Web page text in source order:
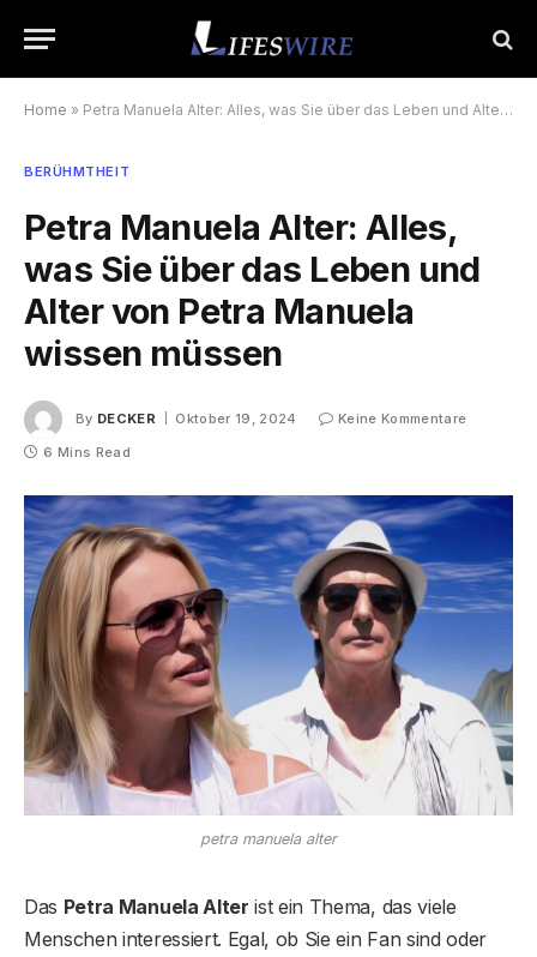
Home » Petra Manuela Alter: Alles, was Sie über das Leben und Alter von Petra Manuela wissen müssen
BERÜHMTHEIT
Petra Manuela Alter: Alles,
was Sie über das Leben und
Alter von Petra Manuela
wissen müssen
By DECKER Oktober 19, 2024
Keine Kommentare
6 Mins Read
petra manuela alter
Das Petra Manuela Alter ist ein Thema, das viele
Menschen interessiert. Egal, ob Sie ein Fan sind oder